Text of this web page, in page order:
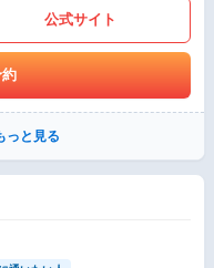
公式サイト
っと見る